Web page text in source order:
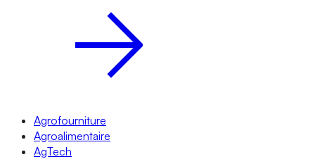
Agrofourniture
Agroalimentaire
AgTech